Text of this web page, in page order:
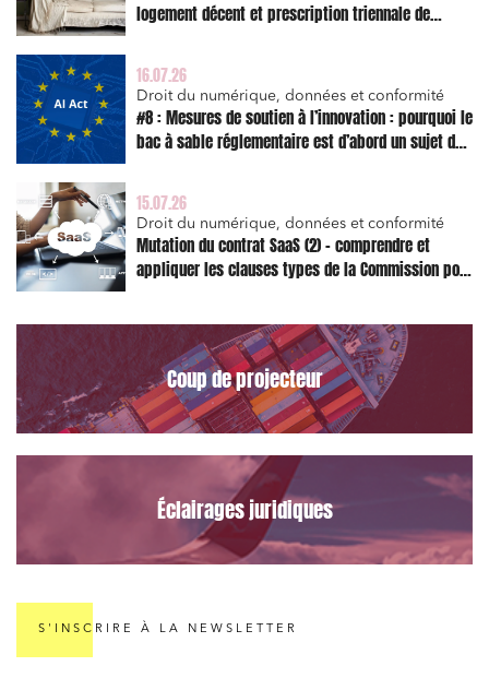
logement décent et prescription triennale de
16.07.26
Droit du numérique, données et conformité
#8 : Mesures de soutien à l’innovation : pourquoi le
bac à sable réglementaire est d’abord un sujet de
15.07.26
Droit du numérique, données et conformité
Mutation du contrat SaaS (2) – comprendre et
appliquer les clauses types de la Commission pour
Coup de projecteur
Éclairages juridiques
S'INSCRIRE À LA NEWSLETTER
Relations commerciales et contrats
Associations et acteurs de l’économie sociale et
Immobilier et habitat